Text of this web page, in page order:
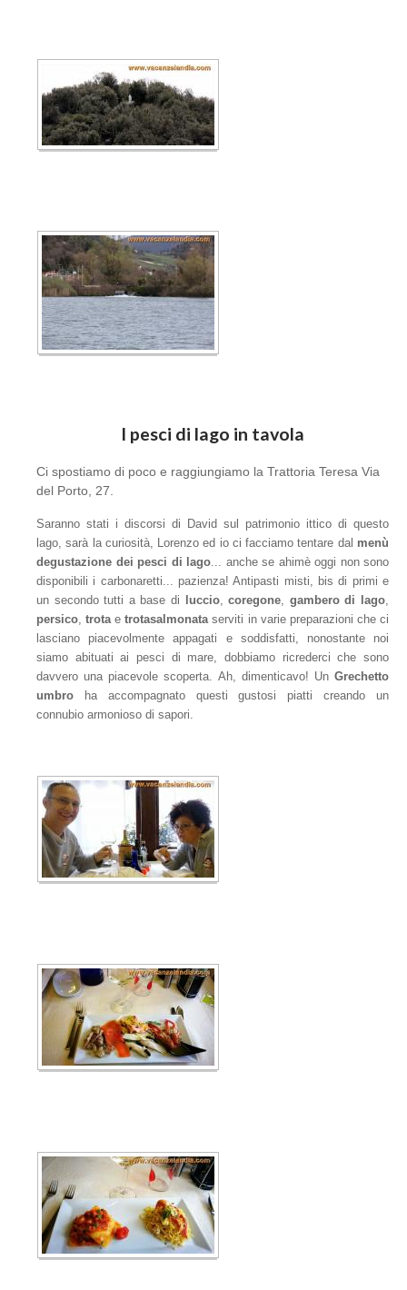
I pesci di lago in tavola
Ci spostiamo di poco e raggiungiamo la Trattoria Teresa Via
del Porto, 27.
Saranno stati i discorsi di David sul patrimonio ittico di questo
lago, sarà la curiosità, Lorenzo ed io ci facciamo tentare dal menù
degustazione dei pesci di lago ... anche se ahimè oggi non sono
disponibili i carbonaretti... pazienza! Antipasti misti, bis di primi e
un secondo tutti a base di
luccio,coregone gambero di lago
persico ,trotae trotasalmonata serviti in varie preparazioni che ci
lasciano piacevolmente appagati e soddisfatti, nonostante noi
siamo abituati ai pesci di mare, dobbiamo ricrederci che sono
davvero una piacevole scoperta. Ah, dimenticavo! Un Grechetto
umbro ha accompagnato questi gustosi piatti creando un
connubio armonioso di sapori.